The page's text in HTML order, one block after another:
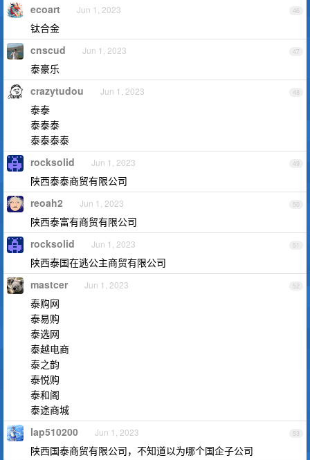
46
ecoart Jun 1, 2023
钛合金
47
cnscud Jun 1, 2023
泰豪乐
48
crazytudou Jun 1, 2023
泰泰
泰泰泰
泰泰泰泰
49
rocksolid Jun 1, 2023
陕西泰泰商贸有限公司
50
reoah2 Jun 1, 2023
陕西泰富有商贸有限公司
51
rocksolid Jun 1, 2023
陕西泰国在逃公主商贸有限公司
52
mastcer Jun 1, 2023
泰购网
泰易购
泰选网
泰越电商
泰之韵
泰悦购
泰和阁
泰途商城
53
lap510200 Jun 1, 2023
陕西国泰商贸有限公司，不知道以为哪个国企子公司